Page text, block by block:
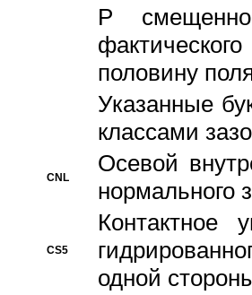
P
половину
Указанные
классами
CNL
Осевой
нормального
CS5
Контактное
одной